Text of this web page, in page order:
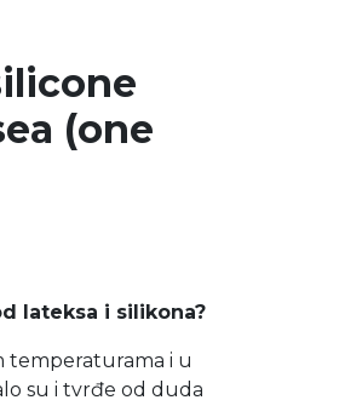
(one
lateksa i silikona?
temperaturama i u
su i tvrđe od duda